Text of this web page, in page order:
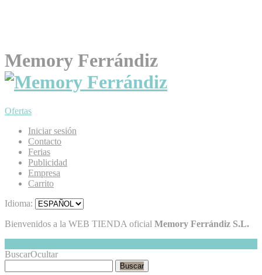
Memory Ferrándiz
Ofertas
Iniciar sesión
Contacto
Ferias
Publicidad
Empresa
Carrito
Idioma:
Bienvenidos a la WEB TIENDA oficial Memory Ferrándiz S.L.
BuscarOcultar
Buscar